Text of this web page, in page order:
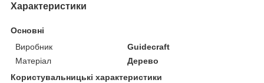
Характеристики
Основні
Виробник
Guidecraft
Матеріал
Дерево
Користувальницькі характеристики